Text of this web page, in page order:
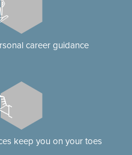
career guidance
keep you on your toes